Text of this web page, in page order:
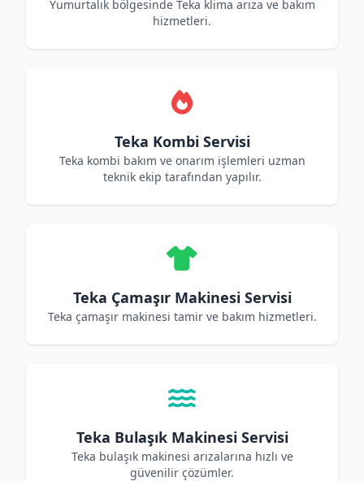
Yumurtalık bölgesinde Teka klima arıza ve bakım
hizmetleri.
Teka Kombi Servisi
Teka kombi bakım ve onarım işlemleri uzman
teknik ekip tarafından yapılır.
Teka Çamaşır Makinesi Servisi
Teka çamaşır makinesi tamir ve bakım hizmetleri.
Teka Bulaşık Makinesi Servisi
Teka bulaşık makinesi arızalarına hızlı ve
güvenilir çözümler.